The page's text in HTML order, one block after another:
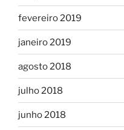
fevereiro 2019
janeiro 2019
agosto 2018
julho 2018
junho 2018